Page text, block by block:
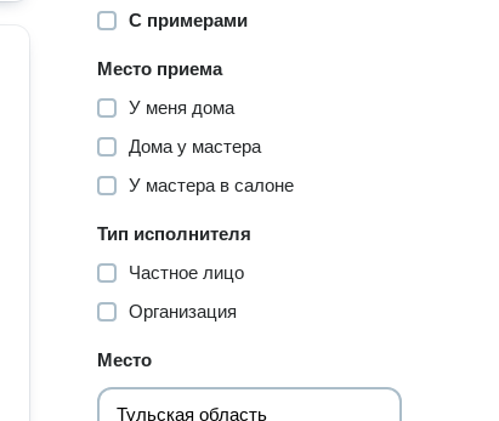
С примерами
Место приема
У меня дома
Дома у мастера
У мастера в салоне
Тип исполнителя
Частное лицо
Организация
Место